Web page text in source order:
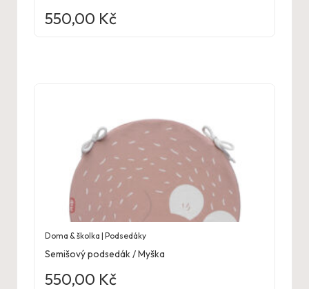
550,00 Kč
Doma & školka | Podsedáky
Semišový podsedák / Myška
550,00 Kč